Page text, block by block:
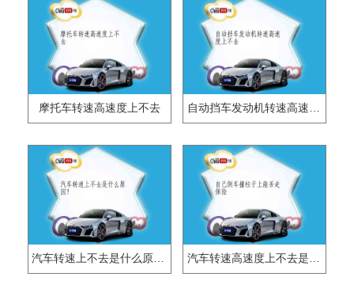
摩托车转速高速度上不去